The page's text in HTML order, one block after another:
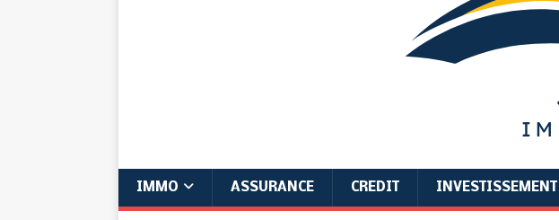
IMMO ASSURANCE CREDIT INVESTISSEMENT